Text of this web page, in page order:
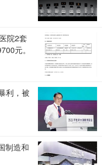
院2套
元。
利，被
制造和